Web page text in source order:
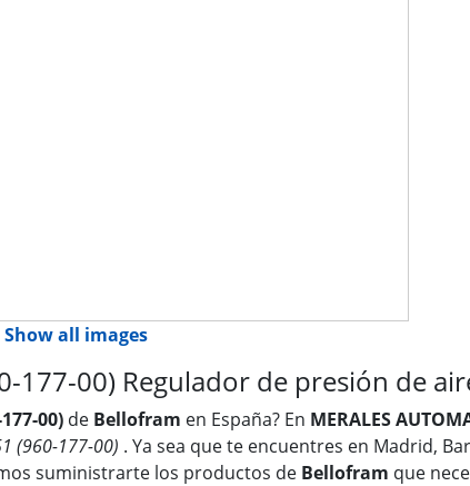
Show all images
177-00) Regulador de presión de
00) de Bellofram en España? En MERALES
(960-177-00) . Ya sea que te encuentres en Madrid,
suministrarte los productos de Bellofram que